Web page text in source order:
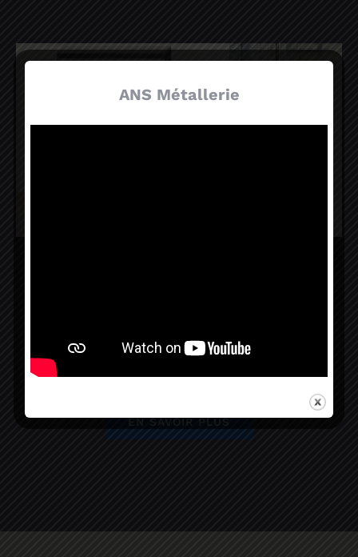
locaux et biens sensibles.
EN SAVOIR PLUS
ANS Métallerie